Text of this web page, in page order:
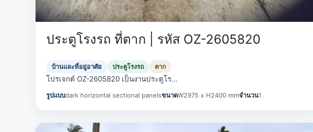
ประตูโรงรถ ที่ตาก | รหัส OZ-2605820
บ้านและที่อยู่อาศัย ประตูโรงรถ ตาก
โปรเจกต์ OZ-2605820 เป็นงานประตูโร…
รูปแบบdark horizontal sectional panelsขนาดW2975 x H2400 mmจำนวน1